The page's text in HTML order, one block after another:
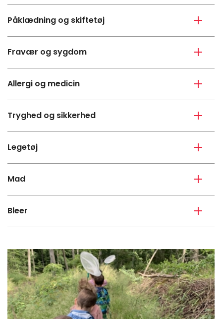
Påklædning og skiftetøj
Fravær og sygdom
Allergi og medicin
Tryghed og sikkerhed
Legetøj
Mad
Bleer